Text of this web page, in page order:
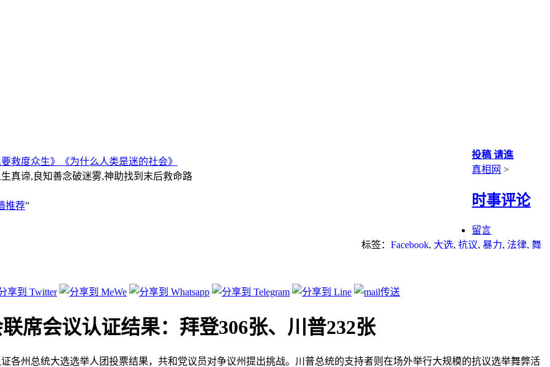
救度众生》
《为什么人类是迷的社会》
真谛,良知善念破迷雾,神助找到末后救命路
推荐”
投稿 请進
真相网 >
时事评论
留言
标签： Facebook, 大选, 抗议, 暴力, 法律, 舞
席会议认证结果：拜登306张、川普232张
各州总统大选选举人团投票结果，共和党议员对争议州提出挑战。川普总统的支持者则在场外举行大规模的抗议选举舞弊活